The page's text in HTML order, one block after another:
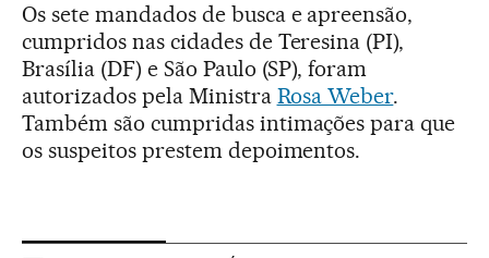
Os sete mandados de busca e apreensão,
cumpridos nas cidades de Teresina (PI),
Brasília (DF) e São Paulo (SP), foram
autorizados pela Ministra Rosa Weber.
Também são cumpridas intimações para que
os suspeitos prestem depoimentos.